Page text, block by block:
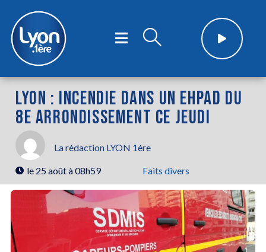
LYON : INCENDIE DANS UN EHPAD DU
8E ARRONDISSEMENT CE JEUDI
La rédaction LYON 1ère
le 25 août à 08h59 Faits divers